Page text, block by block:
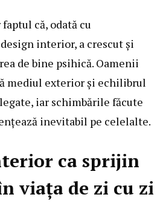
că, odată cu
interior, a crescut și
de bine psihică. Oamenii
mediul exterior și echilibrul
iar schimbările făcute
inevitabil pe celelalte.
ca sprijin
viața de zi cu zi